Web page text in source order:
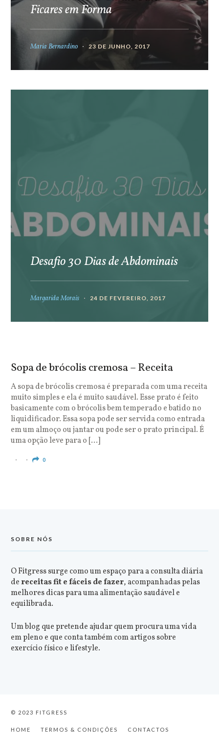
Ficares em Forma
Maria Bernardino 23 DE JUNHO, 2017
Desafio 30 Dias de Abdominais
Margarida Morais 24 DE FEVEREIRO, 2017
Sopa de brócolis cremosa – Receita
A sopa de brócolis cremosa é preparada com uma receita
muito simples e ela é muito saudável. Esse prato é feito
basicamente com o brócolis bem temperado e batido no
liquidificador. Essa sopa pode ser servida como entrada
em um almoço ou jantar ou pode ser o prato principal. É
uma opção leve para o […]
0
SOBRE NÓS
O Fitgress surge como um espaço para a consulta diária
dereceitas fit e fáceis de fazer, acompanhadas pelas
melhores dicas para uma alimentação saudável e
equilibrada.
Um blog que pretende ajudar quem procura uma vida
em pleno e que conta também com artigos sobre
exercício físico e lifestyle.
© 2023 FITGRESS
HOME TERMOS & CONDIÇÕES CONTACTOS